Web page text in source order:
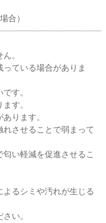
合）
。
ている場合がありま
す。
す。
ります。
させることで弱まって
い軽減を促進させるこ
るシミや汚れが生じる
い。